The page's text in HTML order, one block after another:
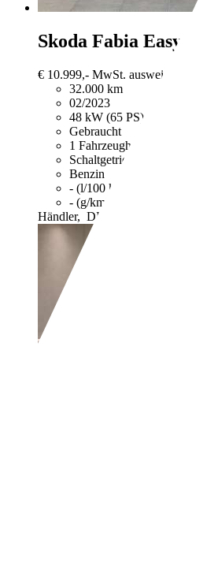
Skoda Fabia Easy*5-
€ 10.999,- MwSt. ausweisbar
32.000 km
02/2023
48 kW (65 PS)
Gebraucht
1 Fahrzeughalter
Schaltgetriebe
Benzin
- (l/100 km)
- (g/km)
Händler, DE-32052 HERFORD
Spirit